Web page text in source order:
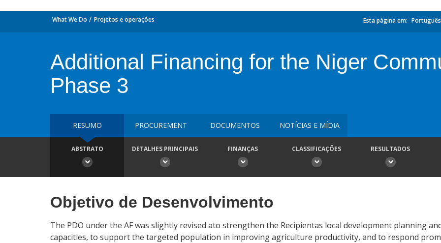
What We Do Projetos e operações Esta página em: Português
Additional Financing for the Niger
Phase 3
RESUMO PROCUREMENT DOCUMENTOS NOTÍCIAS E MÍDIA
ABSTRATO DETALHES PRINCIPAIS FINANÇAS CLASSIFICAÇÕES RESULTADOS
Objetivo de Desenvolvimento
The PDO under the AF was slightly revised ato strengthen the Recipientas local development planning
capacities, to support the targeted population in improving agriculture productivity, and to respond